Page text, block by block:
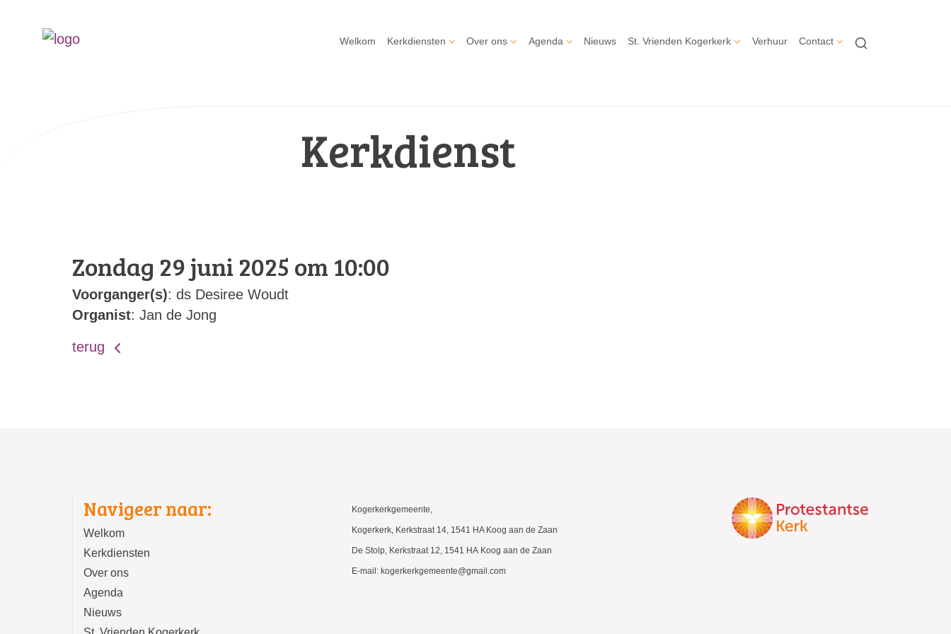
Welkom Kerkdiensten Over ons Agenda Nieuws St. Vrienden Kogerkerk Verhuur Contact
Kerkdienst
Zondag 29 juni 2025 om 10:00
Voorganger(s): ds Desiree Woudt
Organist: Jan de Jong
terug
Navigeer naar:
Welkom
Kerkdiensten
Over ons
Agenda
Nieuws
Kogerkerkgemeente,
Kogerkerk, Kerkstraat 14, 1541 HA Koog aan de Zaan
De Stolp, Kerkstraat 12, 1541 HA Koog aan de Zaan
E-mail: kogerkerkgemeente@gmail.com